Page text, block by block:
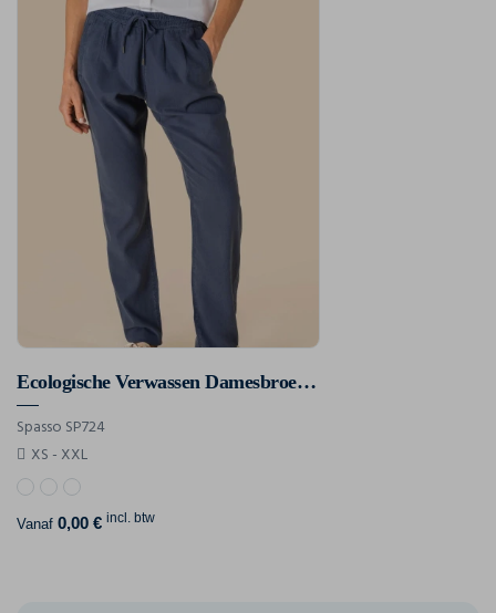
Ecologische Verwassen Damesbroek Van Lyocell
Spasso SP724
XS - XXL
Vanaf 0,00 € incl. btw